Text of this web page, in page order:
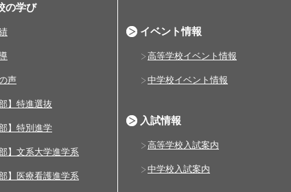
の学び
声
】特進選抜
部】特別進学
部】文系大学進学系
部】医療看護進学系
イベント情報
高等学校イベント情報
中学校イベント情報
入試情報
高等学校入試案内
中学校入試案内